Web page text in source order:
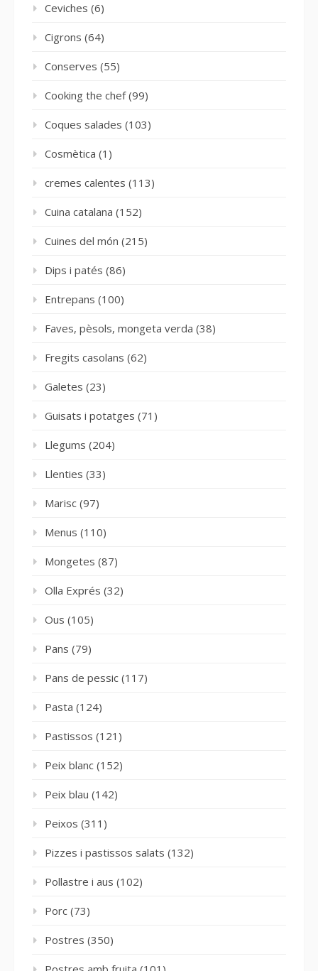
Ceviches (6)
Cigrons (64)
Conserves (55)
Cooking the chef(99)
Coques salades (103)
Cosmètica (1)
cremes calentes (113)
Cuina catalana (152)
Cuines del món (215)
Dips i patés (86)
Entrepans (100)
Faves, pèsols, mongeta verda (38)
Fregits casolans (62)
Galetes (23)
Guisats i potatges (71)
Llegums (204)
Llenties (33)
Marisc (97)
Menus (110)
Mongetes (87)
Olla Exprés (32)
Ous (105)
Pans (79)
Pans de pessic (117)
Pasta (124)
Pastissos (121)
Peix blanc (152)
Peix blau (142)
Peixos (311)
Pizzes i pastissos salats (132)
Pollastre i aus (102)
Porc (73)
Postres (350)